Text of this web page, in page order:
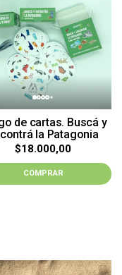
de cartas. Buscá y
la Patagonia
$18.000,00
COMPRAR